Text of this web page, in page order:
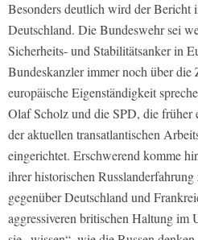
Besonders deutlich wird der Bericht
Deutschland. Die Bundeswehr sei
Sicherheits- und Stabilitätsanker in
Bundeskanzler immer noch über die
europäische Eigenständigkeit
Olaf Scholz und die SPD, die früher
der aktuellen transatlantischen
eingerichtet. Erschwerend komme
ihrer historischen
gegenüber Deutschland und
aggressiveren britischen Haltung